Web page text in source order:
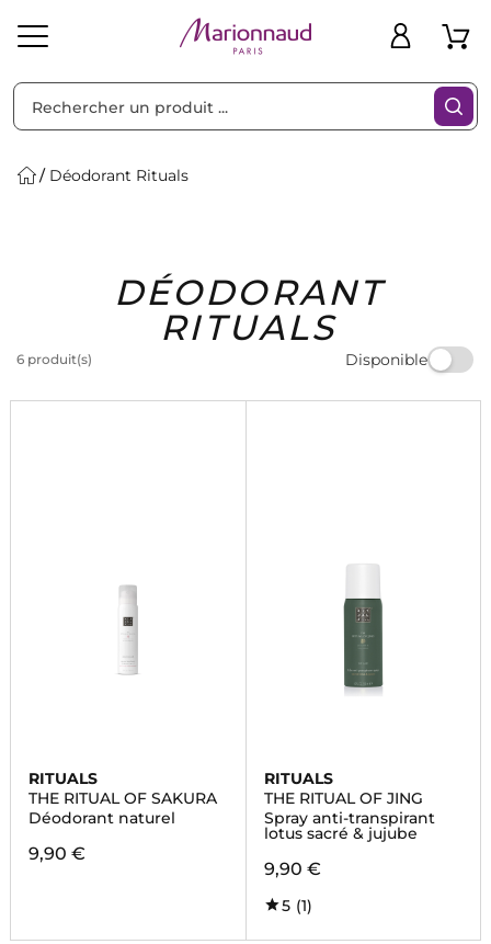
Homme Marques Idées
Cadeaux
Bons
Plans
Déodorant Rituals
DÉODORANT
RITUALS
6 produit(s) Disponible
Filtres
RITUALS
THE RITUAL OF SAKURA
Déodorant naturel
9,90 €
RITUALS
THE RITUAL OF JING
Spray anti-transpirant
lotus sacré & jujube
9,90 €
5 (1)